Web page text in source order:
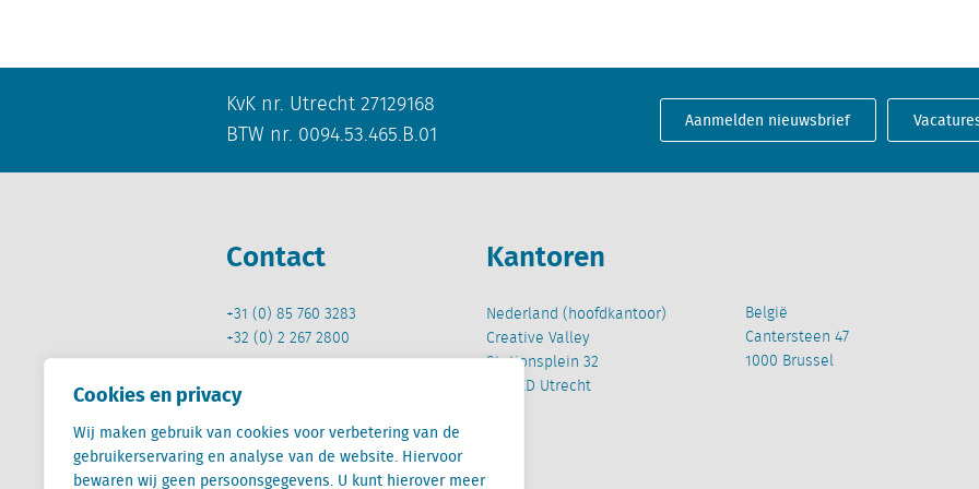
Cookies en privacy
Wij maken gebruik van cookies voor verbetering van de
gebruikerservaring en analyse van de website. Hiervoor
bewaren wij geen persoonsgegevens. U kunt hierover meer
KvK nr. Utrecht 27129168
BTW nr. 0094.53.465.B.01
Aanmelden nieuwsbrief
Contact
+31 (0) 85 760 3283
+32 (0) 2 267 2800
Kantoren
Nederland (hoofdkantoor)
Creative Valley
Stationsplein 32
3511 ED Utrecht
België
Cantersteen 47
1000 Brussel